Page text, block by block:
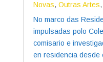
Novas, Outras Artes,
No marco das
impulsadas polo
comisario e
en residencia desde